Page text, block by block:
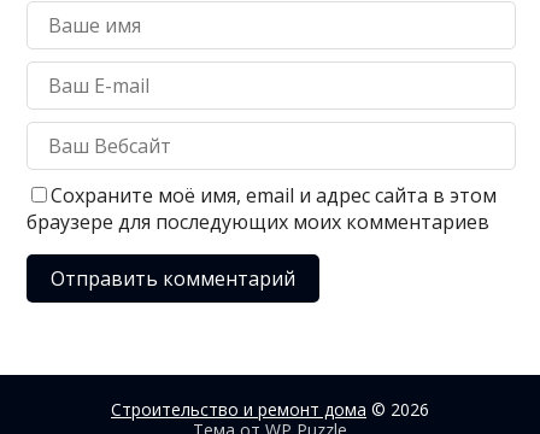
Сохраните моё имя, email и адрес сайта в этом
браузере для последующих моих комментариев
Строительство и ремонт дома © 2026